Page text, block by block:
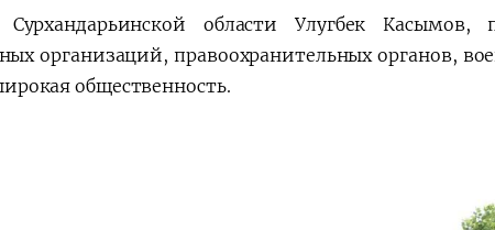
области Улугбек Касымов,
организаций, правоохранительных органов,
общественность.